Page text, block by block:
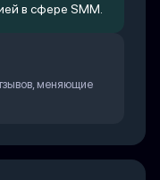
в сфере SMM.
меняющие